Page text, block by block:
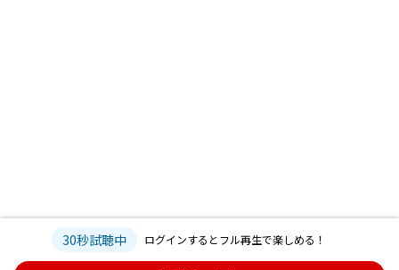
30秒試聴中 ログインするとフル再生で楽しめる！